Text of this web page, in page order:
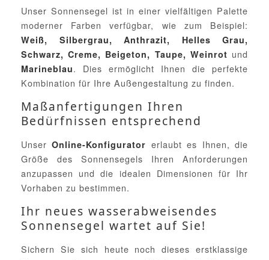
Unser Sonnensegel ist in einer vielfältigen Palette
moderner Farben verfügbar, wie zum Beispiel:
Weiß, Silbergrau, Anthrazit, Helles Grau,
Schwarz, Creme, Beigeton, Taupe, Weinrot und
Marineblau. Dies ermöglicht Ihnen die perfekte
Kombination für Ihre Außengestaltung zu finden.
Maßanfertigungen Ihren
Bedürfnissen entsprechend
UnserOnline-Konfigurator erlaubt es Ihnen, die
Größe des Sonnensegels Ihren Anforderungen
anzupassen und die idealen Dimensionen für Ihr
Vorhaben zu bestimmen.
Ihr neues wasserabweisendes
Sonnensegel wartet auf Sie!
Sichern Sie sich heute noch dieses erstklassige